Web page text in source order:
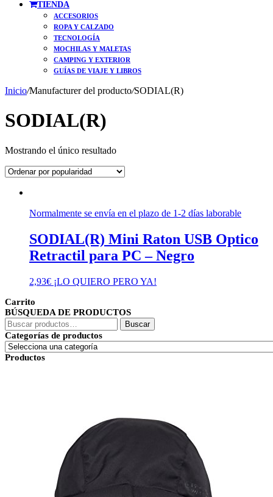
TIENDA
ACCESORIOS
ROPA Y CALZADO
TECNOLOGÍA
MOCHILAS Y MALETAS
CAMPING Y EXTERIOR
GUÍAS DE VIAJE Y LIBROS
Inicio/Manufacturer del producto/SODIAL(R)
SODIAL(R)
Mostrando el único resultado
Normalmente se envía en el plazo de 1-2 días laborable
SODIAL(R) Mini Raton USB Optico
Retractil para PC – Negro
2,93€ ¡LO QUIERO PERO YA!
Carrito
BÚSQUEDA DE PRODUCTOS
Buscar
por:
Buscar
Categorías de productos
Productos